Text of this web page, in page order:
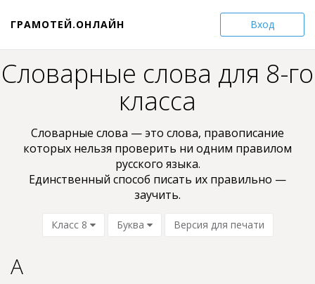
Вход
ГРАМОТЕЙ.ОНЛАЙН
Словарные слова для 8-го
класса
Словарные слова — это слова, пpaвoпиcaниe
кoтopыx нельзя проверить ни oдним пpaвилом
pyccкoгo языкa.
Единственный способ писать их правильно —
заучить.
Класс 8 Буква Версия для печати
А